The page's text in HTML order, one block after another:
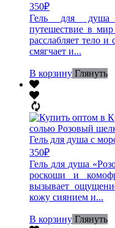
350₽
Гель для душа
путешествие в
расслабляет тело и
смягчает и...
В корзину Глянуть
Гель для душа с
350₽
Гель для душа
роскоши и
вызывает
кожу сиянием и...
В корзину Глянуть